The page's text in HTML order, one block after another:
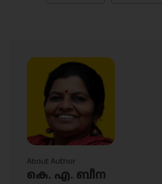
About Author
കെ. എ. ബീന